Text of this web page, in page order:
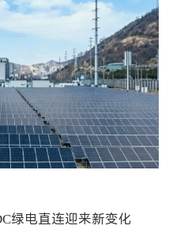
绿电直连迎来新变化